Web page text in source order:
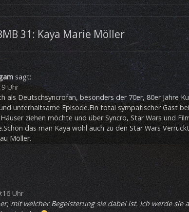
31: Kaya Marie Möller
sagt:
Uhr
als Deutschsyncrofan, besonders der 70er, 80er Jahre
unterhaltsame Episode.Ein total sympatischer Gast
ziehen möchte und über Syncro, Star Wars und
das man Kaya wohl auch zu den Star Wars
Möller.
Uhr
mit welcher Begeisterung sie dabei ist. Ich werde sie